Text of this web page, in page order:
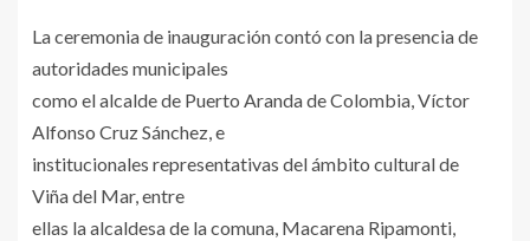
La ceremonia de inauguración contó con la presencia de
autoridades municipales
como el alcalde de Puerto Aranda de Colombia, Víctor
Alfonso Cruz Sánchez, e
institucionales representativas del ámbito cultural de
Viña del Mar, entre
ellas la alcaldesa de la comuna, Macarena Ripamonti,